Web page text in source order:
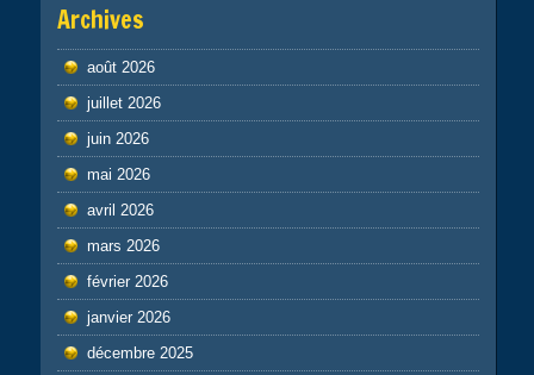
Archives
août 2026
juillet 2026
juin 2026
mai 2026
avril 2026
mars 2026
février 2026
janvier 2026
décembre 2025